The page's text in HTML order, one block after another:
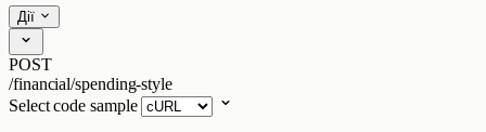
Дії
POST
/financial/spending-style
Select code sample